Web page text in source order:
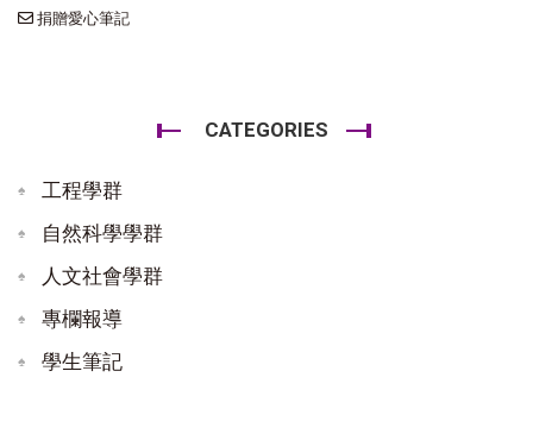
捐贈愛心筆記
CATEGORIES
工程學群
自然科學學群
人文社會學群
專欄報導
學生筆記